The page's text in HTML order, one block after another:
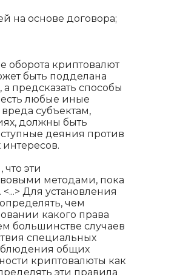
на основе договора;
оборота криптовалют
быть подделана
предсказать способы
любые иные
субъектам,
должны быть
деяния против
эти
методами, пока
Для установления
чем
какого права
большинстве случаев
специальных
общих
криптовалюты как
эти правила